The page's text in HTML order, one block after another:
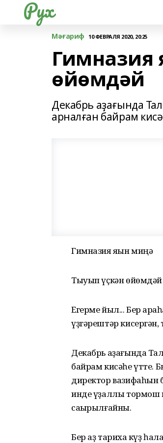
Рух
Мәғариф 10 ФЕВРАЛЯ 2020, 20:25
Гимназия
өйөмдәй
Декабрь аҙағында
арналған байрам
Гимназия яҡын миңә
Тыуып үҫкән өйөмдәй
Егерме йыл... Бер
үҙгәрештәр кисергән,
Декабрь аҙағында
байрам кисәһе үтте.
директор вазифаһын
инде үҙаллы
саҡырылғайны.
Бер аҙ тарихҡа күҙ